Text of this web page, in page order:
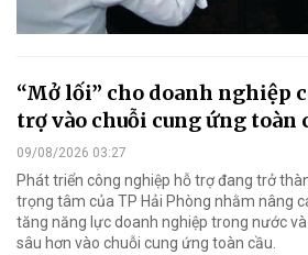
“Mở lối” cho doanh nghiệp
trợ vào chuỗi cung ứng toàn
09/08/2026 03:27
Phát triển công nghiệp hỗ trợ đang trở
trọng tâm của TP Hải Phòng nhằm nâng
tăng năng lực doanh nghiệp trong nước
sâu hơn vào chuỗi cung ứng toàn cầu.